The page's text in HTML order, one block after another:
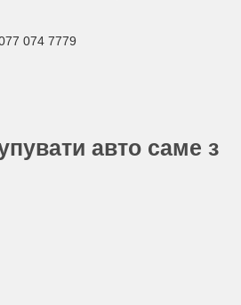
074 7779
авто саме з